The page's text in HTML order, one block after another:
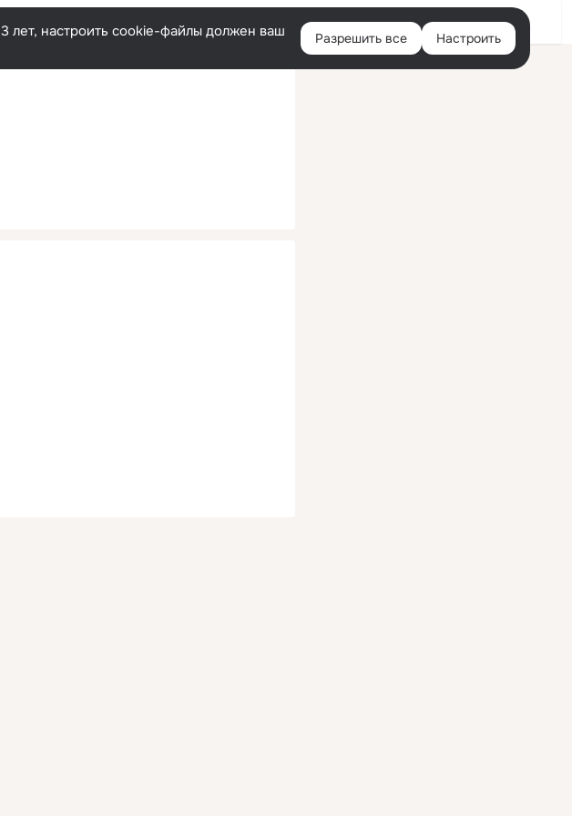
Русский Войти
лет, настроить cookie-файлы должен ваш
Разрешить все Настроить